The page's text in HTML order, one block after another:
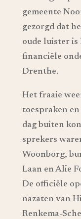
gemeente
gezorgd dat
oude luister
financiële
Drenthe.
Het fraaie
toespraken
dag buiten
sprekers
Woonborg,
Laan en Alie
De officiële
nazaten van
Renkema-